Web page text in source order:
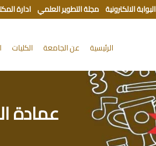
البوابة الالكترونية مجلة التطوير العلمي ادارة
الرئيسية عن الجامعة الكليات
عمادة